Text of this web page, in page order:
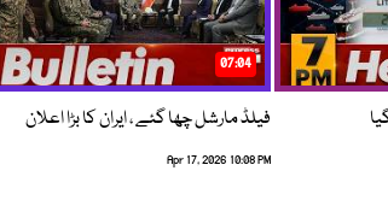
07:04
فیلڈ مارشل چھا گئے ، ایران کا بڑا اعلان
Apr 17, 2026 10:08 PM